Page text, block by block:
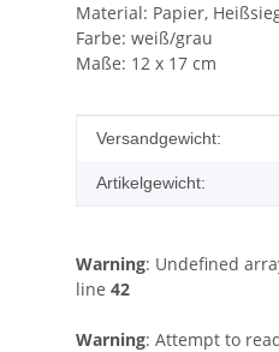
Material: Papier,
Farbe: weiß/grau
Maße: 12 x 17 cm
Produkteigenschaft
Wert
Versandgewicht:
Artikelgewicht:
Warning: Undefined
line 42
Warning: Attempt to